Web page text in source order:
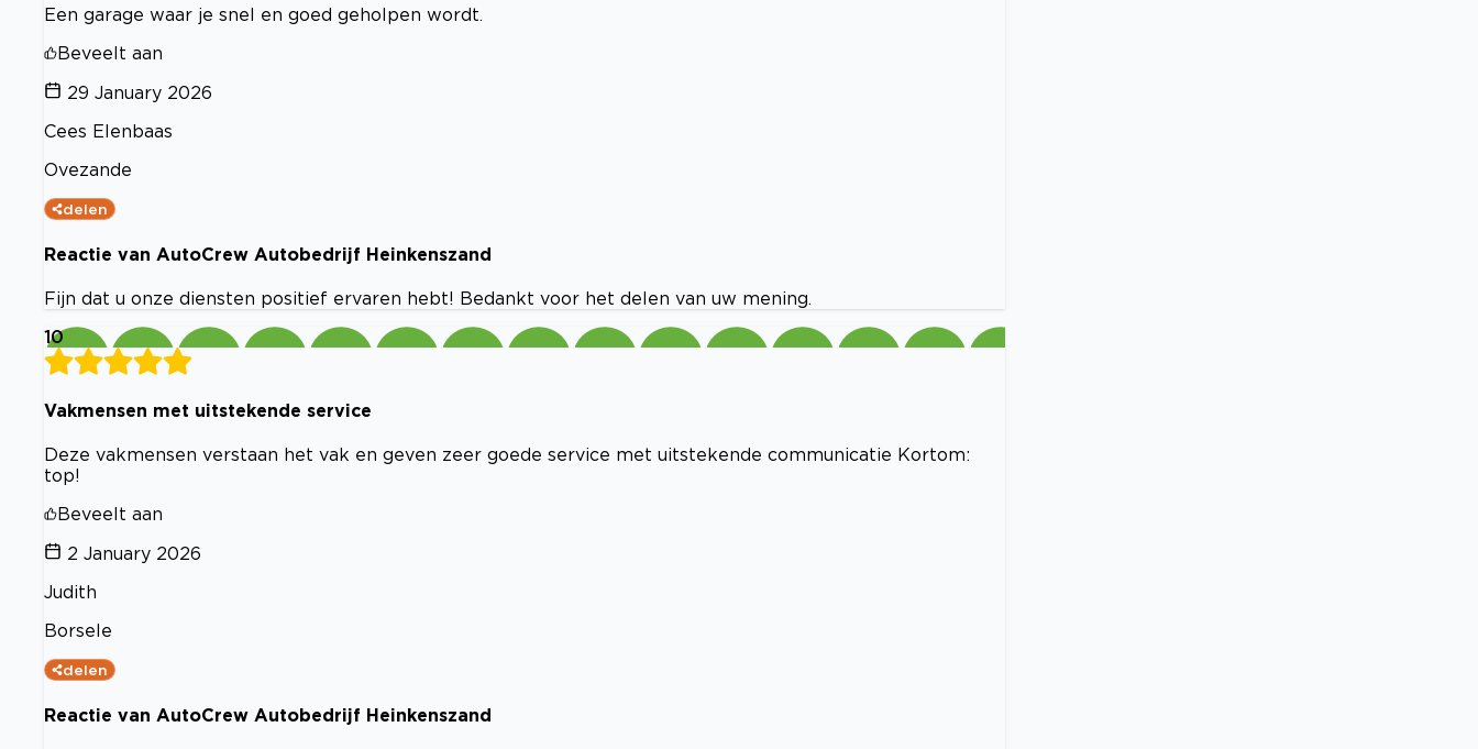
Een garage waar je snel en goed geholpen wordt.
Beveelt aan
29 January 2026
Cees Elenbaas
Ovezande
delen
Reactie van AutoCrew Autobedrijf Heinkenszand
Fijn dat u onze diensten positief ervaren hebt! Bedankt voor het delen van uw mening.
10
Vakmensen met uitstekende service
Deze vakmensen verstaan het vak en geven zeer goede service met uitstekende communicatie Kortom:
top!
Beveelt aan
2 January 2026
Judith
Borsele
delen
Reactie van AutoCrew Autobedrijf Heinkenszand